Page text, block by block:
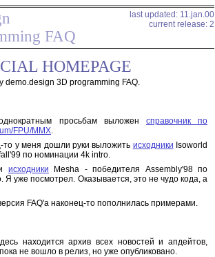
FAQ
last updated: 11.jan.00
current release: 2
HOMEPAGE
demo.design 3D programming FAQ.
просьбам выложен справочник по
FPU/MMX.
то у меня дошли руки выложить исходники Isoworld
по номинации 4k intro.
исходники Mesha - победителя Assembly'98 по
Я уже посмотрел. Оказывается, это не чудо кода, а
FAQ'а наконец-то пополнилась примерами.
находится архив всех новостей и апдейтов,
не вошло в релиз, но уже опубликовано.